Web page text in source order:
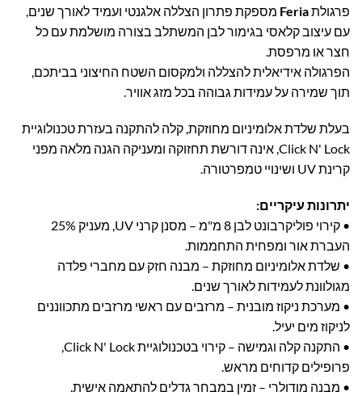
פרגולתFeria מספקת פתרון הצללה אלגנטי ועמיד לאורך שנים,
עם עיצוב קלאסי בגימור לבן המשתלב בצורה מושלמת עם כל
חצר או מרפסת.
הפרגולה אידיאלית להצללה ולמקסום השטח החיצוני בביתכם,
תוך שמירה על עמידות גבוהה בכל מזג אוויר.
בעלת שלדת אלומיניום מחוזקת, קלה להתקנה בעזרת טכנולוגיית
Click N' Lock, אינה דורשת תחזוקה ומעניקה הגנה מלאה מפני
קרינת UV ושינויי טמפרטורה.
יתרונות עיקריים:
• קירוי פוליקרבונט לבן 8 מ"מ – מסנן קרני UV, מעניק 25%
העברת אור ומפחית התחממות.
• שלדת אלומיניום מחוזקת – מבנה חזק עם מחברי פלדה
מגולוונת לעמידות לאורך שנים.
• מערכת ניקוז מובנית – מרזבים עם ראשי מרזבים מתכווננים
לניקוז מים יעיל.
• התקנה קלה וגמישה – קירוי בטכנולוגיית Click N' Lock,
פרופילים קדוחים מראש.
• מבנה מודולרי – זמין במבחר גדלים להתאמה אישית.